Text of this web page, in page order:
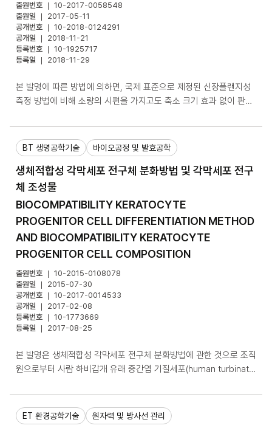
어도 하나를 중간 지점으로 포함하는 목표 이동 경로를 설정하는 단
계; 및 (f) 설정된 목표 이동 경로에 따라 잠수정을 이동시키며, 잠수
정이 중간 지점에 도달하는 경우, 해당 중간 지점에 대한 체크 지점의
가공 정보를 이용하여 잠수정의 위치 및 자세를 보정하는 단계;를 포
함하는 것을 특징으로 한다.
출원번호
10-2017-0058548
출원일
2017-05-11
공개번호
10-2018-0124291
공개일
2018-11-21
등록번호
10-1925717
등록일
2018-11-29
본 발명에 따른 방법에 의하면, 국제 표준으로 제정된 신장플랜지성
측정 방법에 비해 소량의 시편을 가지고도 축소 크기 효과 없이 판상
신장플랜지성을 측정할 수 있다. 본 발명에 따른 방법은, (a) (a) 구멍
확장성 시험에 관한 유한요소해석을 이용하여 소정 치수의 축소 시험
편을 전산모사하여 구멍확장성 시험용 축소 시험편의 치수를 정하는
단계; (b) (a) 단계에서 정한 축소 시험편과 동일한 재질의 표준 시험
편을 사용하여, 표준 시험법에 규정된 펀칭 공정을 수행하는 단계;
(c) 상기 펀칭 공정을 수행한 시험편의 구멍 주변부의 전단결함 분포
편과 표준 시험편의 전단결함 분포 양상과 구멍확장성비를 비교하여,
상기 축소 시험편의 신장플랜지성 측정 신뢰성을 검증하는 단계; 및
(e) 측정 신뢰성이 검증된 축소 시험편의 치수를 사용하여 신장플랜
지성을 측정하는 단계;를 포함한다.
BT 생명공학기술 바이오공정 및 발효공학
생체적합성 각막세포 전구체 분화방법 및 각막세포 전구
체 조성물
BIOCOMPATIBILITY KERATOCYTE
PROGENITOR CELL DIFFERENTIATION METHOD
AND BIOCOMPATIBILITY KERATOCYTE
PROGENITOR CELL COMPOSITION
출원번호
10-2015-0108078
출원일
2015-07-30
공개번호
10-2017-0014533
공개일
2017-02-08
등록번호
10-1773669
등록일
2017-08-25
본 발명은 생체적합성 각막세포 전구체 분화방법에 관한 것으로 조직
원으로부터 사람 하비갑개 유래 중간엽 기질세포(human turbinate
기 제공된 사람 하비갑개 유래 중간엽 기질세포(human turbinate
mesenchymal stromal cells, hTMSCs)를 KGF(keratocyte
growth factor)가 첨가된 각막분화배지에서 배양하는 단계를 포함
ET 환경공학기술 원자력 및 방사선 관리